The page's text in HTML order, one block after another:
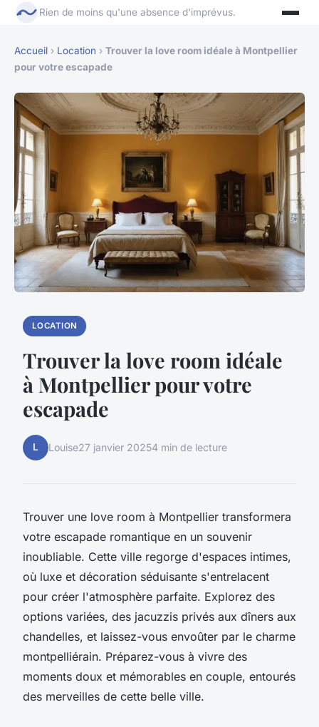
Rien de moins qu'une absence d'imprévus.
Accueil › Location › Trouver la love room idéale à Montpellier
pour votre escapade
LOCATION
Trouver la love room idéale
à Montpellier pour votre
escapade
L Louise27 janvier 20254 min de lecture
Trouver une love room à Montpellier transformera
votre escapade romantique en un souvenir
inoubliable. Cette ville regorge d'espaces intimes,
où luxe et décoration séduisante s'entrelacent
pour créer l'atmosphère parfaite. Explorez des
options variées, des jacuzzis privés aux dîners aux
chandelles, et laissez-vous envoûter par le charme
montpelliérain. Préparez-vous à vivre des
moments doux et mémorables en couple, entourés
des merveilles de cette belle ville.